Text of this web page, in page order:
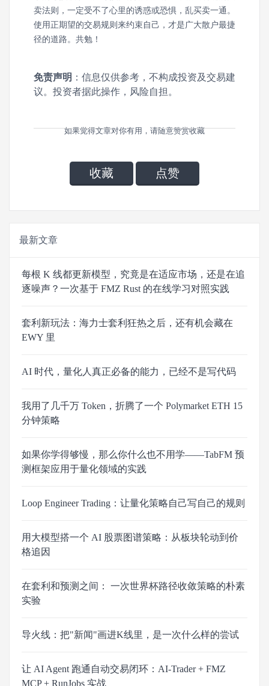
卖法则，一定受不了心里的诱惑或恐惧，乱买卖一通。
使用正期望的交易规则来约束自己，才是广大散户最捷
径的道路。共勉！
免责声明 ：信息仅供参考，不构成投资及交易建
议。投资者据此操作，风险自担。
如果觉得文章对你有用，请随意赞赏收藏
收藏 点赞
最新文章
每根 K 线都更新模型，究竟是在适应市场，还是在追
逐噪声？一次基于 FMZ Rust 的在线学习对照实践
套利新玩法：海力士套利狂热之后，还有机会藏在
EWY 里
AI 时代，量化人真正必备的能力，已经不是写代码
我用了几千万 Token，折腾了一个 Polymarket ETH 15
分钟策略
如果你学得够慢，那么你什么也不用学——TabFM 预
测框架应用于量化领域的实践
Loop Engineer Trading：让量化策略自己写自己的规则
用大模型搭一个 AI 股票图谱策略：从板块轮动到价
格追因
在套利和预测之间： 一次世界杯路径收敛策略的朴素
实验
导火线：把"新闻"画进K线里，是一次什么样的尝试
让 AI Agent 跑通自动交易闭环：AI-Trader + FMZ
MCP + RunJobs 实战